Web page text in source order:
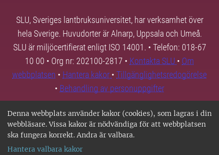
Denna webbplats använder kakor (cookies), som lagras i din
webbläsare. Vissa kakor är nödvändiga för att webbplatsen
ska fungera korrekt. Andra är valbara.
Hantera valbara kakor
SLU, Sveriges lantbruksuniversitet, har verksamhet över
hela Sverige. Huvudorter är Alnarp, Uppsala och Umeå.
SLU är miljöcertifierat enligt ISO 14001. • Telefon: 018-67
10 00 • Org nr: 202100-2817 • Kontakta SLU • Om
webbplatsen • Hantera kakor • Tillgänglighetsredogörelse
• Behandling av personuppgifter